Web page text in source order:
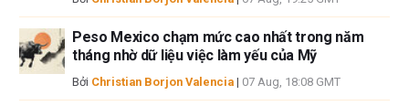
thông tin này và việc hiển thị hoặc sử dụng thông tin này. Ngoại trừ các
lỗi và thiếu sót.
Tác giả và FXStreet không phải là các cố vấn đầu tư đã đăng ký và không
có nội dung nào trong bài viết này nhằm mục đích tư vấn đầu tư.
Peso Mexico chạm mức cao nhất trong năm
tháng nhờ dữ liệu việc làm yếu của Mỹ
Bởi Christian Borjon Valencia | 07 Aug, 18:08 GMT